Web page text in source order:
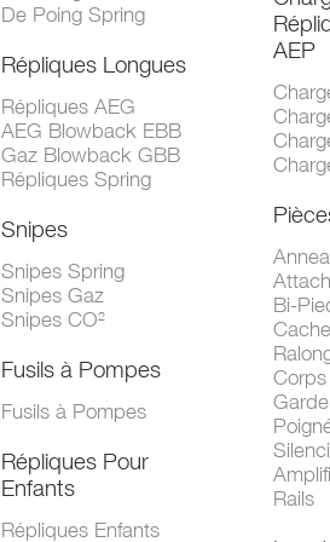
De Poing Spring
Répliques Longues
Répliques AEG
AEG Blowback EBB
Gaz Blowback GBB
Répliques Spring
Snipes
Snipes Spring
Snipes Gaz
Snipes CO²
Fusils à Pompes
Fusils à Pompes
Répliques Pour
Enfants
Répliques Enfants
AEP
Bi-
Rails